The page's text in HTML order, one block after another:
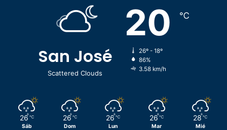
San José
Scattered Clouds
20 ℃
26º - 18º
86%
3.58 km/h
26 ℃
Sáb
26 ℃
Dom
26 ℃
Lun
26 ℃
Mar
28 ℃
Mié